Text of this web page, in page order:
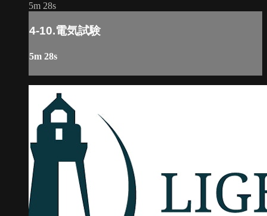
5m 28s
4-10.電気試験
5m 28s